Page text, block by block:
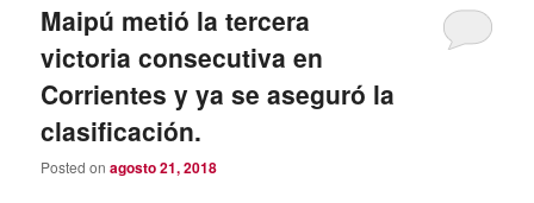
Maipú metió la tercera
victoria consecutiva en
Corrientes y ya se aseguró la
clasificación.
Posted onagosto 21, 2018